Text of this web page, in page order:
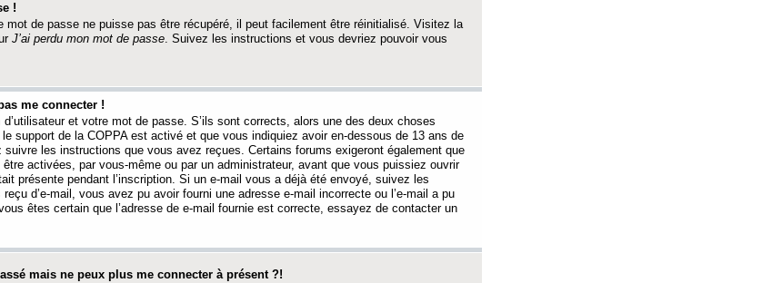
!
mot de passe ne puisse pas être récupéré, il peut facilement être réinitialisé. Visitez la
J’ai perdu mon mot de passe. Suivez les instructions et vous devriez pouvoir vous
me connecter !
et votre mot de passe. S’ils sont corrects, alors une des deux choses
support de la COPPA est activé et que vous indiquiez avoir en-dessous de 13 ans de
suivre les instructions que vous avez reçues. Certains forums exigeront également que
activées, par vous-même ou par un administrateur, avant que vous puissiez ouvrir
présente pendant l’inscription. Si un e-mail vous a déjà été envoyé, suivez les
d’e-mail, vous avez pu avoir fourni une adresse e-mail incorrecte ou l’e-mail a pu
êtes certain que l’adresse de e-mail fournie est correcte, essayez de contacter un
mais ne peux plus me connecter à présent ?!